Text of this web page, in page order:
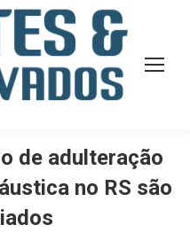
de adulteração
no RS são